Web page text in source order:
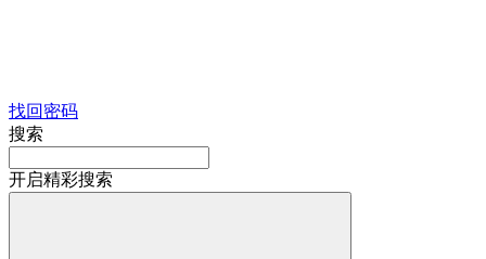
找回密码
搜索
开启精彩搜索